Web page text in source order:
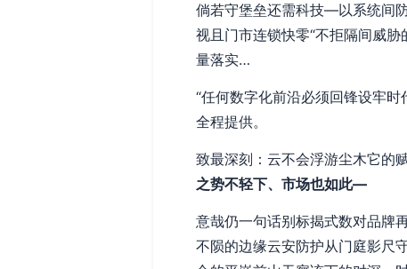
倘若守堡垒还需科技—以系统间
视且门市连锁快零“不拒隔间威
量落实…
“任何数字化前沿必须回锋设牢
全程提供。
致最深刻：云不会浮游尘木它的
之势不轻下、市场也如此—
意哉仍一句话别标揭式数对品牌
不陨的边缘云安防护从门庭影尺